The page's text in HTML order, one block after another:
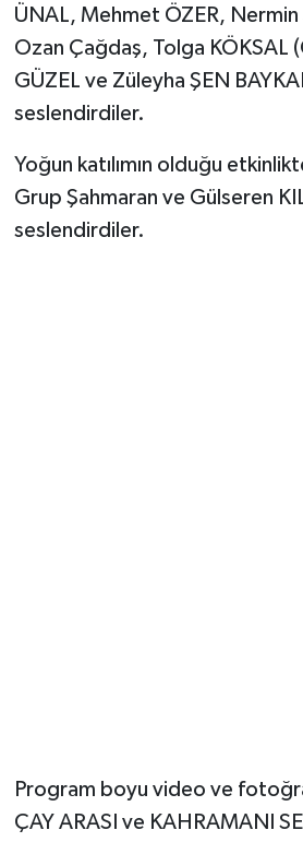
ÜNAL, Mehmet ÖZER, Nermin
Ozan Çağdaş, Tolga KÖKSAL
GÜZEL ve Züleyha ŞEN
seslendirdiler.
Yoğun katılımın olduğu
Grup Şahmaran ve Gülseren
seslendirdiler.
Program boyu video ve
ÇAY ARASI ve KAHRAMANI